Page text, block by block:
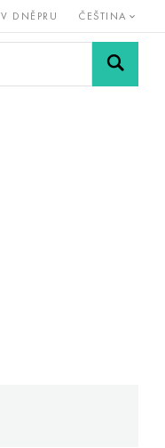
V DNĚPRU ČEŠTINA
Sítě a